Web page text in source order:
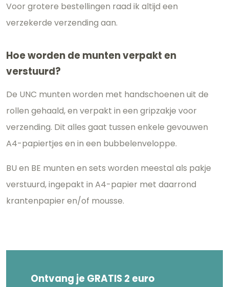
Voor grotere bestellingen raad ik altijd een
verzekerde verzending aan.
Hoe worden de munten verpakt en
verstuurd?
De UNC munten worden met handschoenen uit de
rollen gehaald, en verpakt in een gripzakje voor
verzending. Dit alles gaat tussen enkele gevouwen
A4-papiertjes en in een bubbelenveloppe.
BU en BE munten en sets worden meestal als pakje
verstuurd, ingepakt in A4-papier met daarrond
krantenpapier en/of mousse.
Ontvang je GRATIS 2 euro